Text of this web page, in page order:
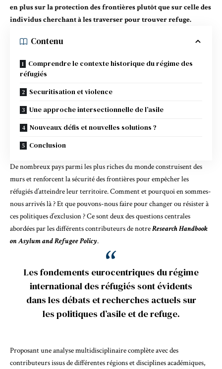
en plus sur la protection des frontières plutôt que sur celle des
individus cherchant à les traverser pour trouver refuge.
Contenu
Comprendre le contexte historique du régime des
réfugiés
Securitisation et violence
Une approche intersectionnelle de l’asile
Nouveaux défis et nouvelles solutions ?
Conclusion
De nombreux pays parmi les plus riches du monde construisent des
murs et renforcent la sécurité des frontières pour empêcher les
réfugiés d’atteindre leur territoire. Comment et pourquoi en sommes-
nous arrivés là ? Et que pouvons-nous faire pour changer ou résister à
ces politiques d’exclusion ? Ce sont deux des questions centrales
abordées par les différents contributeurs de notreResearch Handbook
on Asylum and Refugee Policy.
Les fondements eurocentriques du régime
international des réfugiés sont évidents
dans les débats et recherches actuels sur
les politiques d’asile et de refuge.
Proposant une analyse multidisciplinaire complète avec des
contributeurs issus de différentes régions et disciplines académiques,